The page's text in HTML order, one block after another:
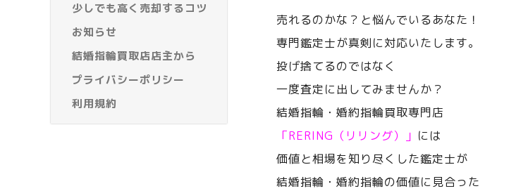
少しでも高く売却するコツ
お知らせ
結婚指輪買取店店主から
プライバシーポリシー
利用規約
売れるのかな？と悩んでいるあなた！
専門鑑定士が真剣に対応いたします。
投げ捨てるのではなく
一度査定に出してみませんか？
結婚指輪・婚約指輪買取専門店
「RERING（リリング）」 には
価値と相場を知り尽くした鑑定士が
結婚指輪・婚約指輪の価値に見合った